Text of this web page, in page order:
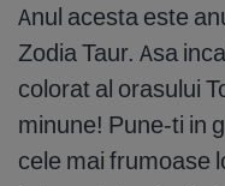
Anul acesta este
Zodia Taur. Asa
colorat al orasului
minune! Pune-ti in
cele mai frumoase